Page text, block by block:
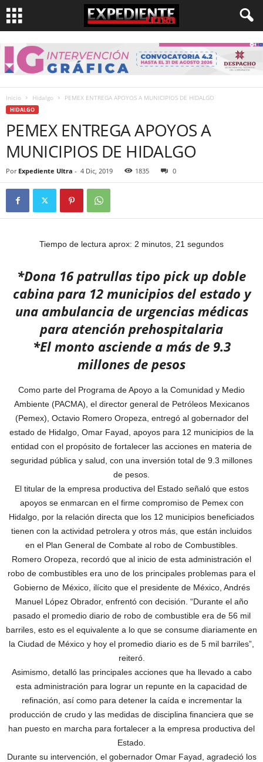
Inicio Hidalgo PEMEX ENTREGA APOYOS A MUNICIPIOS DE HIDALGO
HIDALGO
PEMEX ENTREGA APOYOS A
MUNICIPIOS DE HIDALGO
Por Expediente Ultra - 4 Dic, 2019 1835 0
Tiempo de lectura aprox: 2 minutos, 21 segundos
*Dona 16 patrullas tipo pick up doble
cabina para 12 municipios del estado y
una ambulancia de urgencias médicas
para atención prehospitalaria
*El monto asciende a más de 9.3
millones de pesos
Como parte del Programa de Apoyo a la Comunidad y Medio
Ambiente (PACMA), el director general de Petróleos Mexicanos
(Pemex), Octavio Romero Oropeza, entregó al gobernador del
estado de Hidalgo, Omar Fayad, apoyos para 12 municipios de la
entidad con el propósito de fortalecer las acciones en materia de
seguridad pública y salud, con una inversión total de 9.3 millones
de pesos.
El titular de la empresa productiva del Estado señaló que estos
apoyos se enmarcan en el firme compromiso de Pemex con
Hidalgo, por la relación directa que los 12 municipios beneficiados
tienen con la actividad petrolera y otros más, que están incluidos
en el Plan General de Combate al robo de Combustibles.
Romero Oropeza, recordó que al inicio de esta administración el
robo de combustibles era uno de los principales problemas para el
Gobierno de México, ilícito que el presidente de México, Andrés
Manuel López Obrador, enfrentó con decisión. “Durante el año
pasado el promedio diario de robo de combustible era de 56 mil
barriles, esto es el equivalente a lo que se consume diariamente en
la Ciudad de México y hoy el promedio diario es de 5 mil barriles”,
reiteró.
Asimismo, detalló las principales acciones que ha llevado a cabo
esta administración para lograr un repunte en la capacidad de
refinación, así como para detener la caída e incrementar la
producción de crudo y las medidas de disciplina financiera que se
han puesto en marcha para fortalecer a la empresa productiva del
Estado.
Durante su intervención, el gobernador Omar Fayad, agradeció los